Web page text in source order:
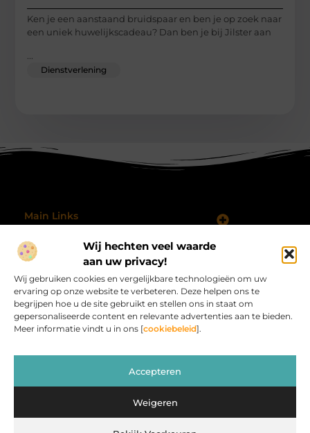
Wij hechten veel waarde
aan uw privacy!
Wij gebruiken cookies en vergelijkbare technologieën om uw
ervaring op onze website te verbeteren. Deze helpen ons te
begrijpen hoe u de site gebruikt en stellen ons in staat om
gepersonaliseerde content en relevante advertenties aan te bieden.
Meer informatie vindt u in ons [cookiebeleid].
Accepteren
Weigeren
Ken je een aanstaand bruidspaar en ben je op zoek naar
een uniek huwelijkscadeau? Dan ben je bij Jilster aan
Dienstverlening
Main Links
@2025 All Right Reserved.
www.procardvlinders.nl.
Bericht categorie
Procardvlinders.nl – Jouw bron van inspirerende
inspireren.